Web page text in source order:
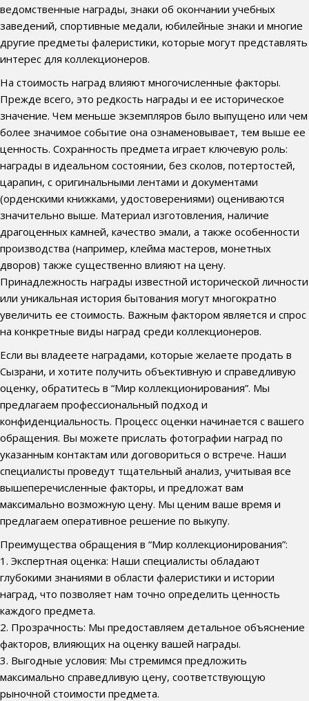
ведомственные награды, знаки об окончании учебных
заведений, спортивные медали, юбилейные знаки и многие
другие предметы фалеристики, которые могут представлять
интерес для коллекционеров.
На стоимость наград влияют многочисленные факторы.
Прежде всего, это редкость награды и ее историческое
значение. Чем меньше экземпляров было выпущено или чем
более значимое событие она ознаменовывает, тем выше ее
ценность. Сохранность предмета играет ключевую роль:
награды в идеальном состоянии, без сколов, потертостей,
царапин, с оригинальными лентами и документами
(орденскими книжками, удостоверениями) оцениваются
значительно выше. Материал изготовления, наличие
драгоценных камней, качество эмали, а также особенности
производства (например, клейма мастеров, монетных
дворов) также существенно влияют на цену.
Принадлежность награды известной исторической личности
или уникальная история бытования могут многократно
увеличить ее стоимость. Важным фактором является и спрос
на конкретные виды наград среди коллекционеров.
Если вы владеете наградами, которые желаете продать в
Сызрани, и хотите получить объективную и справедливую
оценку, обратитесь в “Мир коллекционирования”. Мы
предлагаем профессиональный подход и
конфиденциальность. Процесс оценки начинается с вашего
обращения. Вы можете прислать фотографии наград по
указанным контактам или договориться о встрече. Наши
специалисты проведут тщательный анализ, учитывая все
вышеперечисленные факторы, и предложат вам
максимально возможную цену. Мы ценим ваше время и
предлагаем оперативное решение по выкупу.
Преимущества обращения в “Мир коллекционирования”:
1. Экспертная оценка: Наши специалисты обладают
глубокими знаниями в области фалеристики и истории
наград, что позволяет нам точно определить ценность
каждого предмета.
2. Прозрачность: Мы предоставляем детальное объяснение
факторов, влияющих на оценку вашей награды.
3. Выгодные условия: Мы стремимся предложить
максимально справедливую цену, соответствующую
рыночной стоимости предмета.